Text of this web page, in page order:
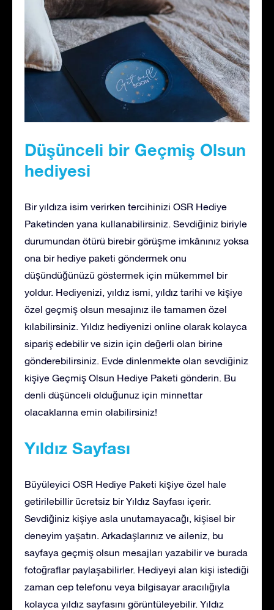
Düşünceli bir Geçmiş Olsun
hediyesi
Bir yıldıza isim verirken tercihinizi OSR Hediye
Paketinden yana kullanabilirsiniz. Sevdiğiniz biriyle
durumundan ötürü birebir görüşme imkânınız yoksa
ona bir hediye paketi göndermek onu
düşündüğünüzü göstermek için mükemmel bir
yoldur. Hediyenizi, yıldız ismi, yıldız tarihi ve kişiye
özel geçmiş olsun mesajınız ile tamamen özel
kılabilirsiniz. Yıldız hediyenizi online olarak kolayca
sipariş edebilir ve sizin için değerli olan birine
gönderebilirsiniz. Evde dinlenmekte olan sevdiğiniz
kişiye Geçmiş Olsun Hediye Paketi gönderin. Bu
denli düşünceli olduğunuz için minnettar
olacaklarına emin olabilirsiniz!
Yıldız Sayfası
Büyüleyici OSR Hediye Paketi kişiye özel hale
getirilebillir ücretsiz bir Yıldız Sayfası içerir.
Sevdiğiniz kişiye asla unutamayacağı, kişisel bir
deneyim yaşatın. Arkadaşlarınız ve aileniz, bu
sayfaya geçmiş olsun mesajları yazabilir ve burada
fotoğraflar paylaşabilirler. Hediyeyi alan kişi istediği
zaman cep telefonu veya bilgisayar aracılığıyla
kolayca yıldız sayfasını görüntüleyebilir. Yıldız